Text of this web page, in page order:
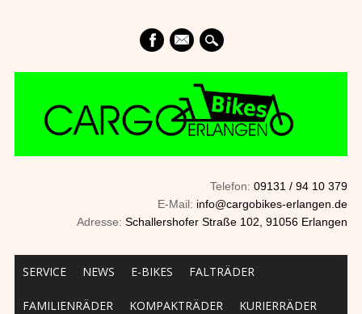
mail
Telefon:09131 / 94 10 379
E-Mail: info@cargobikes-erlangen.de
Adresse:Schallershofer Straße 102, 91056 Erlangen
Main menu
SERVICE NEWS E-BIKES FALTRÄDER
FAMILIENRÄDER KOMPAKTRÄDER KURIERRÄDER